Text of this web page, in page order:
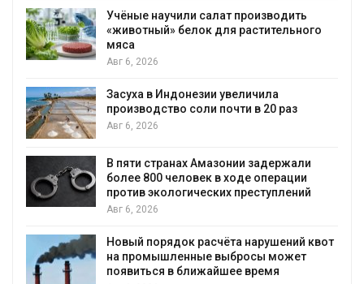
Учёные научили салат производить
«животный» белок для растительного
мяса
Авг 6, 2026
Засуха в Индонезии увеличила
производство соли почти в 20 раз
Авг 6, 2026
В пяти странах Амазонии задержали
более 800 человек в ходе операции
против экологических преступлений
Авг 6, 2026
Новый порядок расчёта нарушений квот
на промышленные выбросы может
появиться в ближайшее время